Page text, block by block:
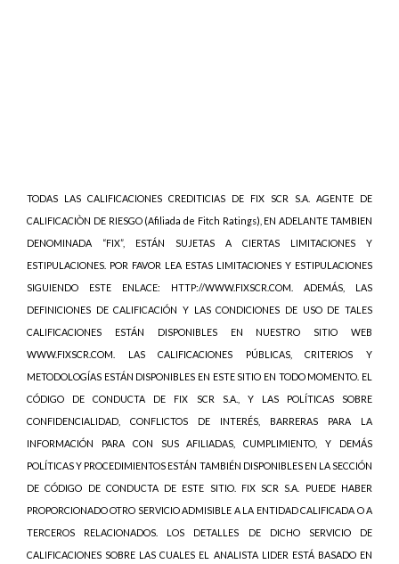
TODAS LAS CALIFICACIONES CREDITICIAS DE FIX SCR S.A. AGENTE DE
CALIFICACIÒN DE RIESGO (Afiliada de Fitch Ratings), EN ADELANTE TAMBIEN
DENOMINADA “FIX”, ESTÁN SUJETAS A CIERTAS LIMITACIONES Y
ESTIPULACIONES. POR FAVOR LEA ESTAS LIMITACIONES Y ESTIPULACIONES
SIGUIENDO ESTE ENLACE: HTTP://WWW.FIXSCR.COM. ADEMÁS, LAS
DEFINICIONES DE CALIFICACIÓN Y LAS CONDICIONES DE USO DE TALES
CALIFICACIONES ESTÁN DISPONIBLES EN NUESTRO SITIO WEB
WWW.FIXSCR.COM. LAS CALIFICACIONES PÚBLICAS, CRITERIOS Y
METODOLOGÍAS ESTÁN DISPONIBLES EN ESTE SITIO EN TODO MOMENTO. EL
CÓDIGO DE CONDUCTA DE FIX SCR S.A., Y LAS POLÍTICAS SOBRE
CONFIDENCIALIDAD, CONFLICTOS DE INTERÉS, BARRERAS PARA LA
INFORMACIÓN PARA CON SUS AFILIADAS, CUMPLIMIENTO, Y DEMÁS
POLÍTICAS Y PROCEDIMIENTOS ESTÁN TAMBIÉN DISPONIBLES EN LA SECCIÓN
DE CÓDIGO DE CONDUCTA DE ESTE SITIO. FIX SCR S.A. PUEDE HABER
PROPORCIONADO OTRO SERVICIO ADMISIBLE A LA ENTIDAD CALIFICADA O A
TERCEROS RELACIONADOS. LOS DETALLES DE DICHO SERVICIO DE
CALIFICACIONES SOBRE LAS CUALES EL ANALISTA LIDER ESTÁ BASADO EN